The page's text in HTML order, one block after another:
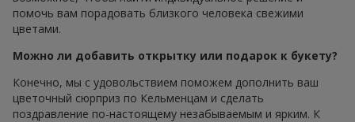
помочь вам порадовать близкого человека свежими
цветами.
Можно ли добавить открытку или подарок к букету?
Конечно, мы с удовольствием поможем дополнить ваш
цветочный сюрприз по Кельменцам и сделать
поздравление по-настоящему незабываемым и ярким. К